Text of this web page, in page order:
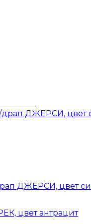
ДЖЕРСИ, цвет